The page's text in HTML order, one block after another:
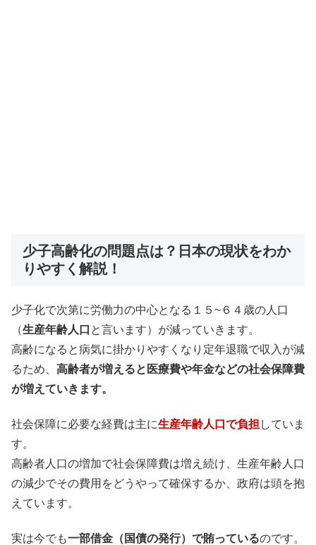
少子高齢化の問題点は？日本の現状をわか
りやすく解説！
少子化で次第に労働力の中心となる１５~６４歳の人口
（生産年齢人口 と言います）が減っていきます。
高齢になると病気に掛かりやすくなり定年退職で収入が減
るため、 高齢者が増えると医療費や年金などの社会保障費
が増えていきます。
社会保障に必要な経費は主に生産年齢人口で負担 していま
す。
高齢者人口の増加で社会保障費は増え続け、生産年齢人口
の減少でその費用をどうやって確保するか、政府は頭を抱
えています。
実は今でも一部借金（国債の発行）で賄っているのです。